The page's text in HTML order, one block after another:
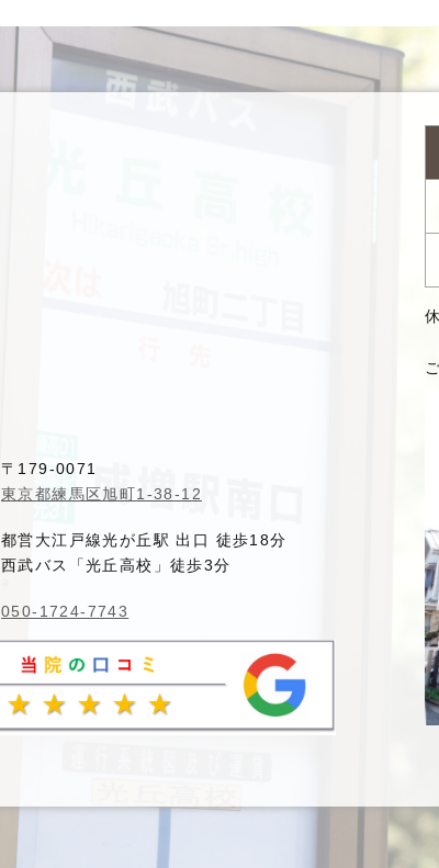
〒179-0071
東京都練馬区旭町1-38-12
都営大江戸線光が丘駅出口 徒歩18分
西武バス「光丘高校」徒歩3分
050-1724-7743